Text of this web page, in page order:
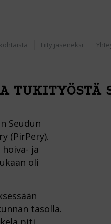
Liity jäseneksi
TUKITYÖSTÄ
Seudun
(PirPery).
ja
oli
tasolla.